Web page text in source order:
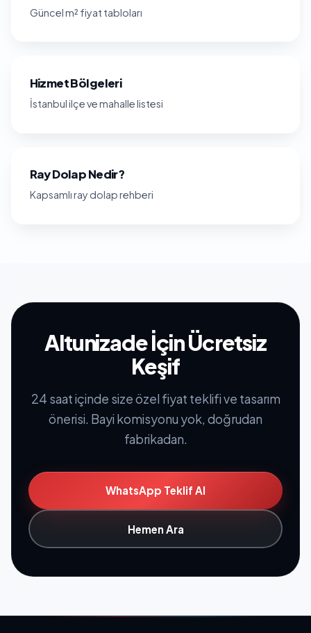
Güncel m² fiyat tabloları
Hizmet Bölgeleri
İstanbul ilçe ve mahalle listesi
Ray Dolap Nedir?
Kapsamlı ray dolap rehberi
Altunizade İçin Ücretsiz
Keşif
24 saat içinde size özel fiyat teklifi ve tasarım
önerisi. Bayi komisyonu yok, doğrudan
fabrikadan.
WhatsApp Teklif Al
Hemen Ara